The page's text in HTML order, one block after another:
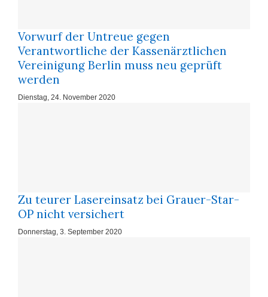
Vorwurf der Untreue gegen
Verantwortliche der Kassenärztlichen
Vereinigung Berlin muss neu geprüft
werden
Dienstag, 24. November 2020
Zu teurer Lasereinsatz bei Grauer-Star-
OP nicht versichert
Donnerstag, 3. September 2020